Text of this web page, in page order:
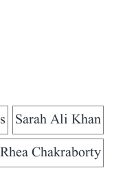
Sarah Ali Khan
Rhea Chakraborty